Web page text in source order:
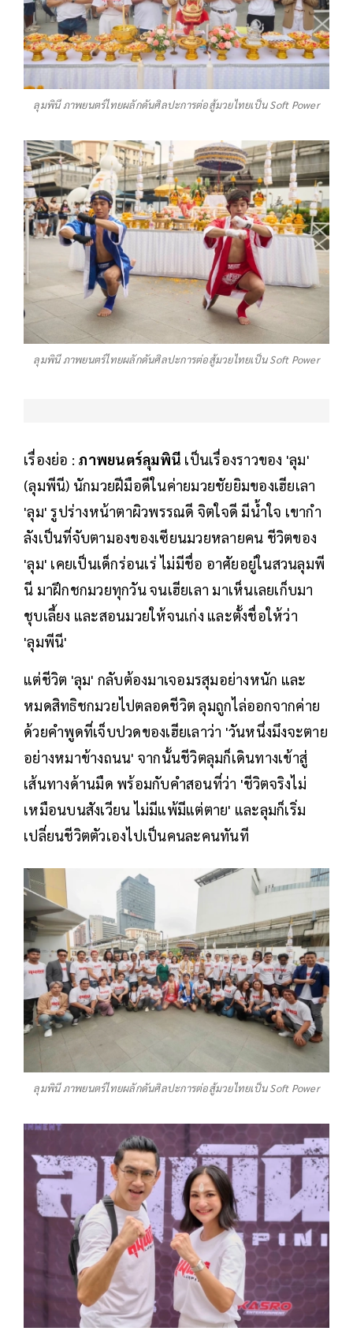
ลุมพินี ภาพยนตร์ไทยผลักดันศิลปะการต่อสู้มวยไทยเป็น Soft Power
ลุมพินี ภาพยนตร์ไทยผลักดันศิลปะการต่อสู้มวยไทยเป็น Soft Power
เรื่องย่อ : ภาพยนตร์ลุมพินี เป็นเรื่องราวของ 'ลุม'
(ลุมพีนี) นักมวยฝีมือดีในค่ายมวยชัยยิมของเฮียเลา
'ลุม' รูปร่างหน้าตาผิวพรรณดี จิตใจดี มีน้ำใจ เขากํา
ลังเป็นที่จับตามองของเซียนมวยหลายคน ชีวิตของ
'ลุม' เคยเป็นเด็กร่อนเร่ ไม่มีชื่อ อาศัยอยู่ในสวนลุมพี
นี มาฝึกชกมวยทุกวัน จนเฮียเลา มาเห็นเลยเก็บมา
ชุบเลี้ยง และสอนมวยให้จนเก่ง และตั้งชื่อให้ว่า
'ลุมพีนี'
แต่ชีวิต 'ลุม' กลับต้องมาเจอมรสุมอย่างหนัก และ
หมดสิทธิชกมวยไปตลอดชีวิต ลุมถูกไล่ออกจากค่าย
ด้วยคําพูดที่เจ็บปวดของเฮียเลาว่า 'วันหนึ่งมึงจะตาย
อย่างหมาข้างถนน' จากนั้นชีวิตลุมก็เดินทางเข้าสู่
เส้นทางด้านมืด พร้อมกับคำสอนที่ว่า 'ชีวิตจริงไม่
เหมือนบนสังเวียน ไม่มีแพ้มีแต่ตาย' และลุมก็เริ่ม
เปลี่ยนชีวิตตัวเองไปเป็นคนละคนทันที
ลุมพินี ภาพยนตร์ไทยผลักดันศิลปะการต่อสู้มวยไทยเป็น Soft Power